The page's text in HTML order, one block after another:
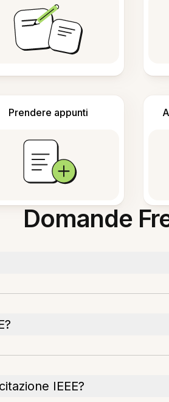
Prendere appunti
Domande
IEEE?